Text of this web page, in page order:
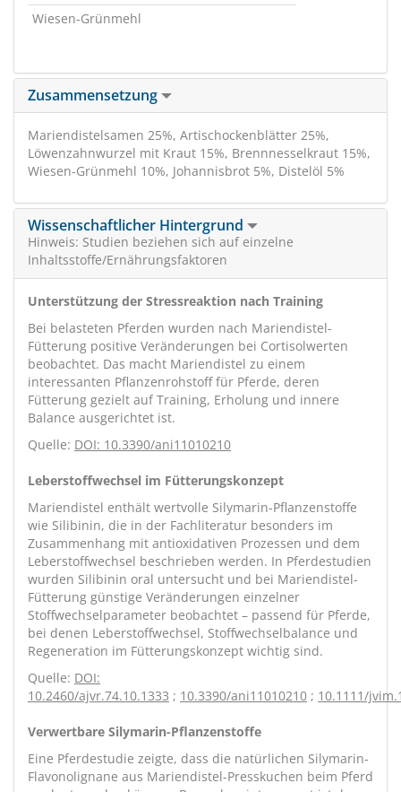
Wiesen-Grünmehl
Zusammensetzung
Mariendistelsamen 25%, Artischockenblätter 25%,
Löwenzahnwurzel mit Kraut 15%, Brennnesselkraut 15%,
Wiesen-Grünmehl 10%, Johannisbrot 5%, Distelöl 5%
Wissenschaftlicher Hintergrund
Hinweis: Studien beziehen sich auf einzelne
Inhaltsstoffe/Ernährungsfaktoren
Unterstützung der Stressreaktion nach Training
Bei belasteten Pferden wurden nach Mariendistel-
Fütterung positive Veränderungen bei Cortisolwerten
beobachtet. Das macht Mariendistel zu einem
interessanten Pflanzenrohstoff für Pferde, deren
Fütterung gezielt auf Training, Erholung und innere
Balance ausgerichtet ist.
Quelle: DOI: 10.3390/ani11010210
Leberstoffwechsel im Fütterungskonzept
Mariendistel enthält wertvolle Silymarin-Pflanzenstoffe
wie Silibinin, die in der Fachliteratur besonders im
Zusammenhang mit antioxidativen Prozessen und dem
Leberstoffwechsel beschrieben werden. In Pferdestudien
wurden Silibinin oral untersucht und bei Mariendistel-
Fütterung günstige Veränderungen einzelner
Stoffwechselparameter beobachtet – passend für Pferde,
bei denen Leberstoffwechsel, Stoffwechselbalance und
Regeneration im Fütterungskonzept wichtig sind.
Quelle: DOI:
10.2460/ajvr.74.10.1333 ; 10.3390/ani11010210 ; 10.1111/
Verwertbare Silymarin-Pflanzenstoffe
Eine Pferdestudie zeigte, dass die natürlichen Silymarin-
Flavonolignane aus Mariendistel-Presskuchen beim Pferd